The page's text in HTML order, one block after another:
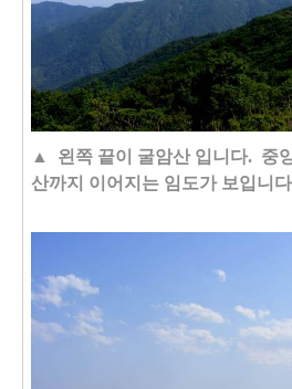
▲ 왼쪽 끝이 굴암산 입니다. 중
산까지 이어지는 임도가 보입니